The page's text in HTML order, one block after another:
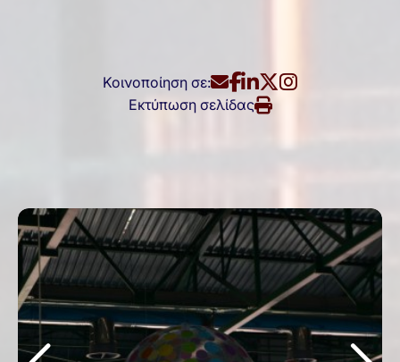
Κοινοποίηση σε:
Εκτύπωση σελίδας